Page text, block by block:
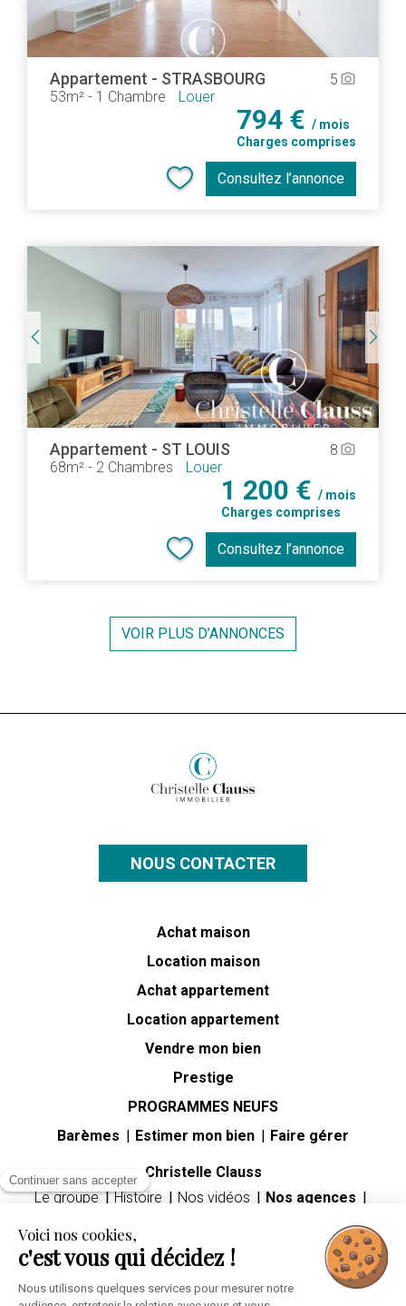
Continuer sans accepter
Voici nos cookies,
c'est vous qui décidez !
Nous utilisons quelques services pour mesurer notre
Appartement - STRASBOURG
53m² - 1 Chambre Louer
5 camera_alt
794 € / mois
Charges comprises
Consultez l’annonce
Appartement - ST LOUIS
68m² - 2 Chambres Louer
8 camera_alt
1 200 € / mois
Charges comprises
Consultez l’annonce
VOIR PLUS D’ANNONCES
NOUS CONTACTER
Achat maison
Location maison
Achat appartement
Location appartement
Vendre mon bien
Prestige
PROGRAMMES NEUFS
Barèmes
Estimer mon bien Faire gérer
Christelle Clauss
Le groupe
Histoire Nos vidéos
Nos agences
Premier achat immobilier
Mutation professionnelle
Divorce